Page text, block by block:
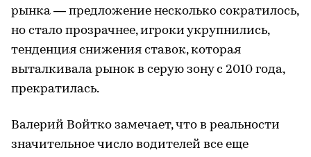
рынка — предложение несколько сократилось,
но стало прозрачнее, игроки укрупнились,
тенденция снижения ставок, которая
выталкивала рынок в серую зону с 2010 года,
прекратилась.
Валерий Войтко замечает, что в реальности
значительное число водителей все еще